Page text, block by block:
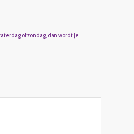
of zondag, dan wordt je